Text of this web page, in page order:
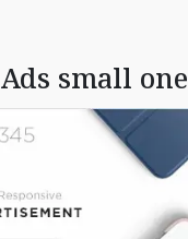
Ads small one